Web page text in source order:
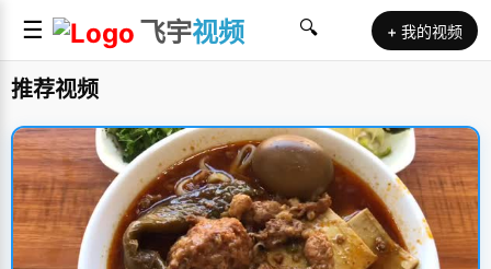
☰ 飞宇视频 🔍 + 我的视频
推荐视频